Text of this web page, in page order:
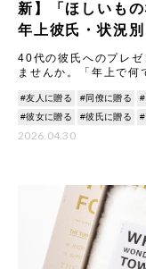
新】「ほしいも
年上彼氏・状況
40代の彼氏へのプレ
ませんか。「年上で何
#友人に贈る #同僚に贈る
#彼女に贈る
#彼氏に贈る
2026.04.30